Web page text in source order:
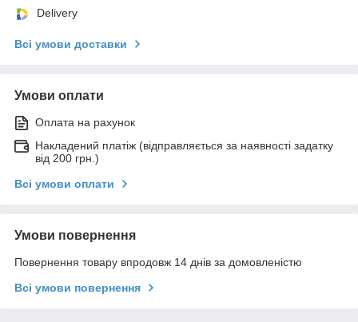
Delivery
Всі умови доставки
Умови оплати
Оплата на рахунок
Накладений платіж (відправляється за наявності задатку
від 200 грн.)
Всі умови оплати
Умови повернення
Повернення товару впродовж 14 днів за домовленістю
Всі умови повернення